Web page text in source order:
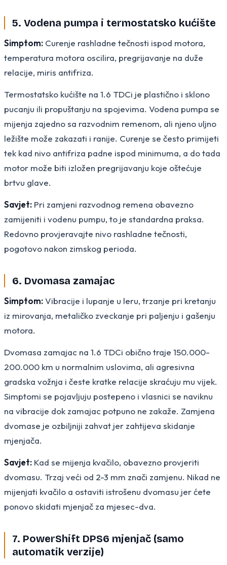
5. Vodena pumpa i termostatsko kućište
Simptom: Curenje rashladne tečnosti ispod motora,
temperatura motora oscilira, pregrijavanje na duže
relacije, miris antifriza.
Termostatsko kućište na 1.6 TDCi je plastično i sklono
pucanju ili propuštanju na spojevima. Vodena pumpa se
mijenja zajedno sa razvodnim remenom, ali njeno uljno
ležište može zakazati i ranije. Curenje se često primijeti
tek kad nivo antifriza padne ispod minimuma, a do tada
motor može biti izložen pregrijavanju koje oštećuje
brtvu glave.
Savjet: Pri zamjeni razvodnog remena obavezno
zamijeniti i vodenu pumpu, to je standardna praksa.
Redovno provjeravajte nivo rashladne tečnosti,
pogotovo nakon zimskog perioda.
6. Dvomasa zamajac
Simptom:Vibracije i lupanje u leru, trzanje pri kretanju
iz mirovanja, metaličko zveckanje pri paljenju i gašenju
motora.
Dvomasa zamajac na 1.6 TDCi obično traje 150.000-
200.000 km u normalnim uslovima, ali agresivna
gradska vožnja i česte kratke relacije skraćuju mu vijek.
Simptomi se pojavljuju postepeno i vlasnici se naviknu
na vibracije dok zamajac potpuno ne zakaže. Zamjena
dvomase je ozbiljniji zahvat jer zahtijeva skidanje
mjenjača.
Savjet: Kad se mijenja kvačilo, obavezno provjeriti
dvomasu. Trzaj veći od 2-3 mm znači zamjenu. Nikad ne
mijenjati kvačilo a ostaviti istrošenu dvomasu jer ćete
ponovo skidati mjenjač za mjesec-dva.
7. PowerShift DPS6 mjenjač (samo
automatik verzije)